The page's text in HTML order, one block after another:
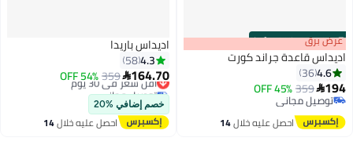
00m:00s
·
100% Left عرض برق
اديداس قاعدة جراند كورت
4.6
36
194
359
45% OFF
توصيل مجاني
توصيل مجاني
احصل عليه خلال14
5
اديداس باريدا
4.3
58
164.70
359
54% OFFأقل سعر في 30 يوم
توصيل مجاني
أقل سعر في 30 يوم
خصم إضافي %20
احصل عليه خلال14